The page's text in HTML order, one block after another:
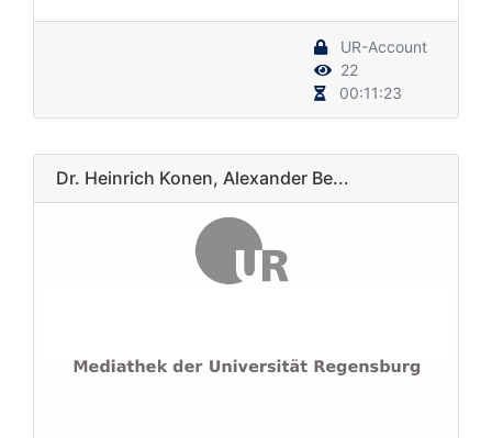
UR-Account
22
00:11:23
Dr. Heinrich Konen, Alexander Be...